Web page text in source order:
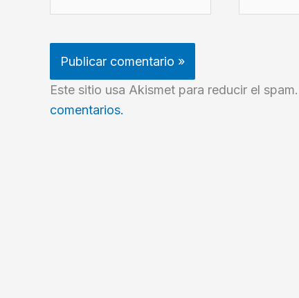
Este sitio usa Akismet para reducir el spam.
comentarios.